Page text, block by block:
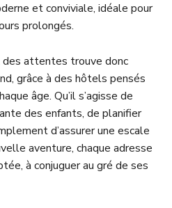
et conviviale, idéale pour
prolongés.
attentes trouve donc
grâce à des hôtels pensés
âge. Qu’il s’agisse de
des enfants, de planifier
d’assurer une escale
aventure, chaque adresse
à conjuguer au gré de ses